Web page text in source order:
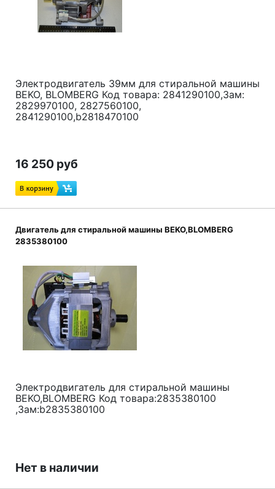
Электродвигатель 39мм для стиральной машины
BEKO, BLOMBERG Код товара: 2841290100,Зам:
2829970100, 2827560100,
2841290100,b2818470100
16 250 руб
Двигатель для стиральной машины BEKO,BLOMBERG
2835380100
Электродвигатель для стиральной машины
BEKO,BLOMBERG Код товара:2835380100
,Зам:b2835380100
Нет в наличии